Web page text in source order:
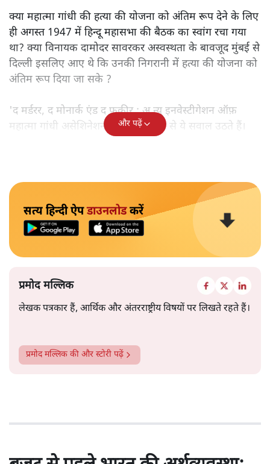
क्या महात्मा गांधी की हत्या की योजना को अंतिम रूप देने के लिए
ही अगस्त 1947 में हिन्दू महासभा की बैठक का स्वांग रचा गया
था? क्या विनायक दामोदर सावरकर अस्वस्थता के बावजूद मुंबई से
दिल्ली इसलिए आए थे कि उनकी निगरानी में हत्या की योजना को
अंतिम रूप दिया जा सके ?
'द मर्डरर, द मोनार्क एंड द फ़कीर : अ न्यू इनवेस्टीगेशन ऑफ़
महात्मा गांधी असेशिनेशन' नामक किताब से ये सवाल उठते हैं।
और पढ़ें
सत्य हिन्दी ऐपडाउनलोडकरें
प्रमोद मल्लिक
लेखक पत्रकार हैं, आर्थिक और अंतरराष्ट्रीय विषयों पर लिखते रहते हैं।
प्रमोद मल्लिक की और स्टोरी पढ़ें